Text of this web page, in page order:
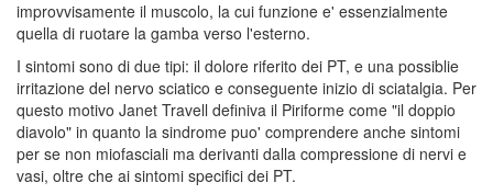
improvvisamente il muscolo, la cui funzione e' essenzialmente
quella di ruotare la gamba verso l'esterno.
I sintomi sono di due tipi: il dolore riferito dei PT, e una possiblie
irritazione del nervo sciatico e conseguente inizio di sciatalgia. Per
questo motivo Janet Travell definiva il Piriforme come "il doppio
diavolo" in quanto la sindrome puo' comprendere anche sintomi
per se non miofasciali ma derivanti dalla compressione di nervi e
vasi, oltre che ai sintomi specifici dei PT.